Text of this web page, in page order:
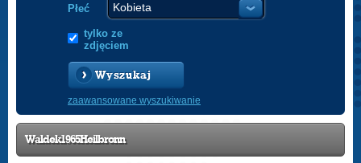
Płeć
tylko ze
zdjęciem
Wyszukaj
zaawansowane wyszukiwanie
Waldek1965Heilbronn